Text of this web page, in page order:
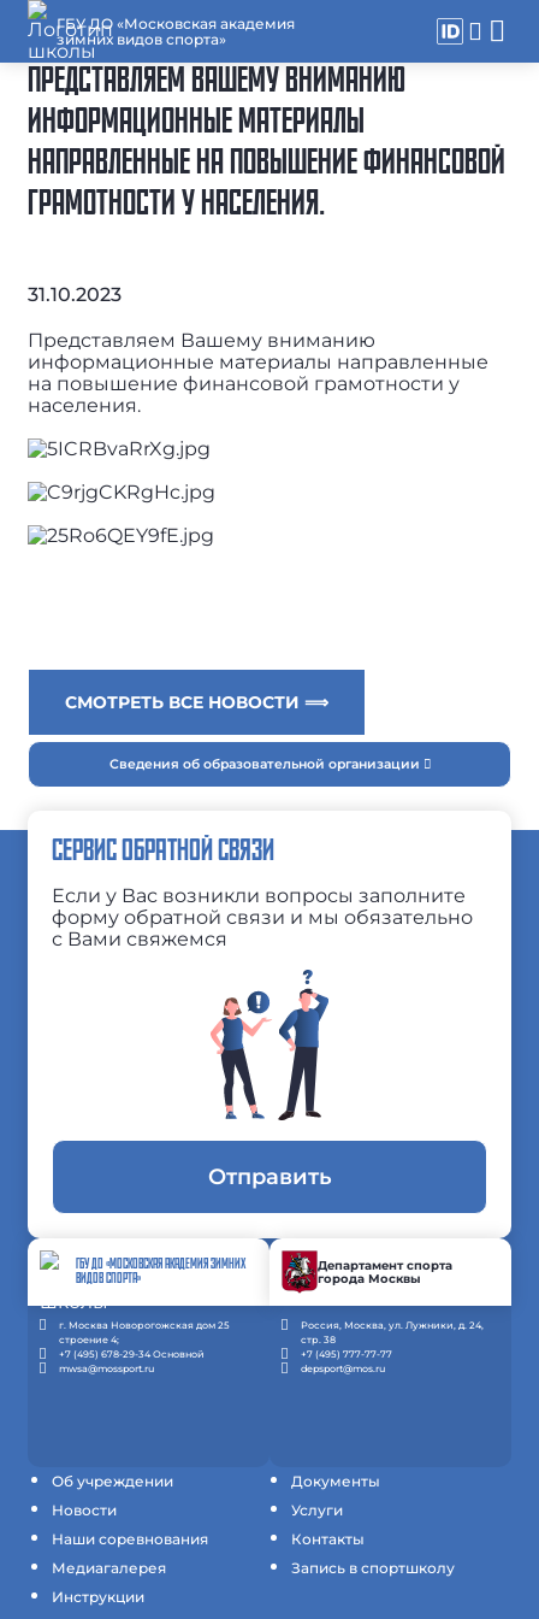
ГБУ ДО «Московская академия
зимних видов спорта»
ПРЕДСТАВЛЯЕМ ВАШЕМУ ВНИМАНИЮ
ИНФОРМАЦИОННЫЕ МАТЕРИАЛЫ
НАПРАВЛЕННЫЕ НА ПОВЫШЕНИЕ ФИНАНСОВОЙ
ГРАМОТНОСТИ У НАСЕЛЕНИЯ.
31.10.2023
Представляем Вашему вниманию
информационные материалы направленные
на повышение финансовой грамотности у
населения.
СМОТРЕТЬ ВСЕ НОВОСТИ ⟹
Сведения об образовательной организации
Об учреждении
Новости
Наши соревнования
Медиагалерея
Инструкции
Документы
Услуги
Контакты
Запись в спортшколу
СЕРВИС ОБРАТНОЙ СВЯЗИ
Если у Вас возникли вопросы заполните
форму обратной связи и мы обязательно
с Вами свяжемся
Отправить
ГБУ ДО «МОСКОВСКАЯ АКАДЕМИЯ ЗИМНИХ
ВИДОВ СПОРТА»
г. Москва Новорогожская дом 25
строение 4;
+7 (495) 678-29-34 Основной
mwsa@mossport.ru
Департамент спорта
города Москвы
Россия, Москва, ул. Лужники, д. 24,
стр. 38
+7 (495) 777-77-77
depsport@mos.ru